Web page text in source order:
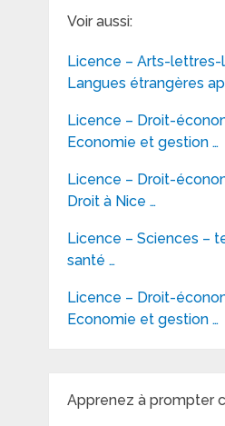
Voir aussi:
Licence – Arts-
Langues étrangères
Licence – Droit-
Economie et gestion …
Licence – Droit-
Droit à Nice …
Licence – Sciences –
santé …
Licence – Droit-
Economie et gestion …
Apprenez à prompter